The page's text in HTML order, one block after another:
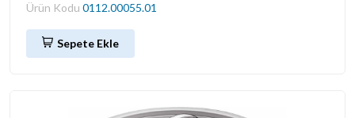
Ürün Kodu 0112.00055.01
Sepete Ekle